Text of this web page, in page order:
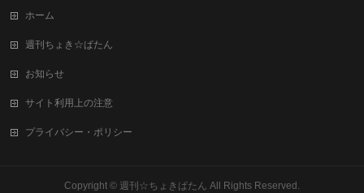
ホーム
週刊ちょき☆ぱたん
お知らせ
サイト利用上の注意
プライバシー・ポリシー
Copyright © 週刊☆ちょきぱたん All Rights Reserved.